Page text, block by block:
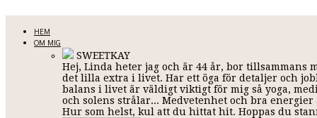
HEM
OM MIG
SWEETKAY
Hej, Linda heter jag och är 44 år, bor tillsammans
det lilla extra i livet. Har ett öga för detaljer och
balans i livet är väldigt viktigt för mig så yoga,
och solens strålar... Medvetenhet och bra
Hur som helst, kul att du hittat hit. Hoppas du
LINDA KARLSSON
Allt mellan himmel och jord